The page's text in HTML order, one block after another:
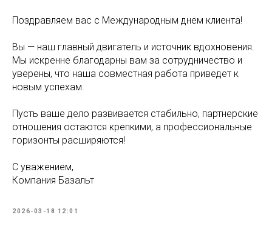
Поздравляем вас с Международным днем клиента!
Вы — наш главный двигатель и источник вдохновения.
Мы искренне благодарны вам за сотрудничество и
уверены, что наша совместная работа приведет к
новым успехам.
Пусть ваше дело развивается стабильно, партнерские
отношения остаются крепкими, а профессиональные
горизонты расширяются!
С уважением,
Компания Базальт
2026-03-18 12:01